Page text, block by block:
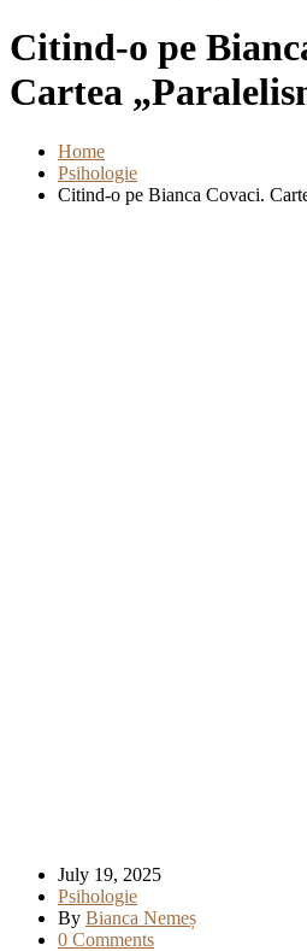
Citind-o pe
Cartea
Home
Psihologie
Citind-o pe Bianca Covaci.
July 19, 2025
Psihologie
By Bianca Nemeș
0 Comments